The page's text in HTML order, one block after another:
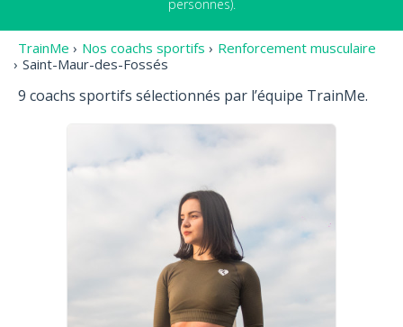
personnes).
TrainMe › Nos coachs sportifs › Renforcement musculaire
› Saint-Maur-des-Fossés
9 coachs sportifs sélectionnés par l’équipe TrainMe.